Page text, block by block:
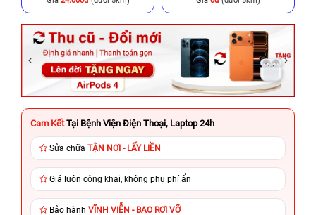
Cam Kết Tại Bệnh Viện Điện Thoại, Laptop 24h
Sửa chữa TẬN NƠI - LẤY LIỀN
Giá luôn công khai, không phụ phí ẩn
Bảo hành VĨNH VIỄN - BAO RƠI VỠ